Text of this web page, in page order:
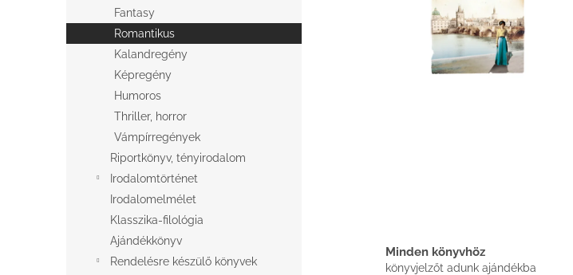
Fantasy
Romantikus
Kalandregény
Képregény
Humoros
Thriller, horror
Vámpírregények
Riportkönyv, tényirodalom
Irodalomtörténet
Irodalomelmélet
Klasszika-filológia
Ajándékkönyv
Rendelésre készülő könyvek
Minden könyvhöz
könyvjelzőt adunk ajándékba